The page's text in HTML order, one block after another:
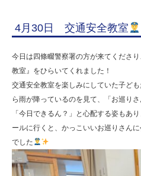
携
ひ
4月30日 交通安全教室
今日は四條畷警察署の方が来てくださ
教室』をひらいてくれました！
交通安全教室を楽しみにしていた子ど
ら雨が降っているのを見て、「お巡りさ
「今日できるん？」と心配する姿もあ
ールに行くと、かっこいいお巡りさん
でした